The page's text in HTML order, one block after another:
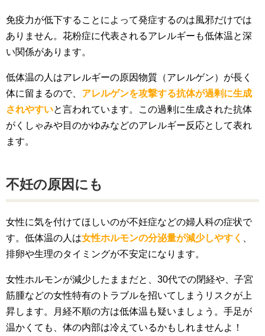
免疫力が低下することによって発症するのは風邪だけでは
ありません。花粉症に代表されるアレルギーも低体温と深
い関係があります。
低体温の人はアレルギーの原因物質（アレルゲン）が長く
体に留まるので、 アレルゲンを攻撃する抗体が過剰に生成
されやすいと言われています。この過剰に生成された抗体
がくしゃみや目のかゆみなどのアレルギー反応として表れ
ます。
不妊の原因にも
女性に気を付けてほしいのが不妊症などの婦人科の症状で
す。低体温の人は女性ホルモンの分泌量が減少しやすく
排卵や生理のタイミングが不安定になります。
女性ホルモンが減少したままだと、30代での閉経や、子宮
筋腫などの女性特有のトラブルを招いてしまうリスクが上
昇します。月経不順の方は低体温も疑いましょう。手足が
温かくても、体の内部は冷えているかもしれませんよ！